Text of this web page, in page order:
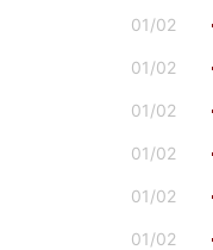
01/02
01/02
01/02
01/02
01/02
01/02